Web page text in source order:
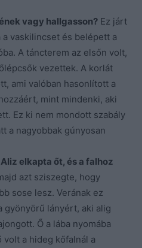
vagy hallgasson? Ez járt
vaskilincset és belépett a
A táncterem az elsőn volt,
vezettek. A korlát
ami valóban hasonlított a
mint mindenki, aki
Ez ki nem mondott szabály
a nagyobbak gúnyosan
elkapta őt, és a falhoz
azt sziszegte, hogy
sose lesz. Verának ez
gyönyörű lányért, aki alig
Ő a lába nyomába
a hideg kőfalnál a